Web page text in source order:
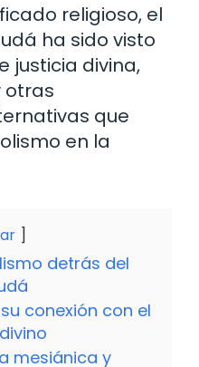
religioso, el
ha sido visto
justicia divina,
otras
que
en la
detrás del
conexión con el
mesiánica y